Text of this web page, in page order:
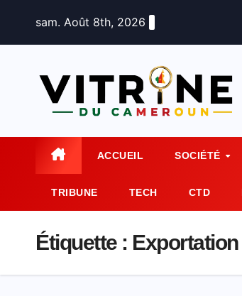
sam. Août 8th, 2026
ACCUEIL SOCIÉTÉ
TRIBUNE TECH CTD
Étiquette :